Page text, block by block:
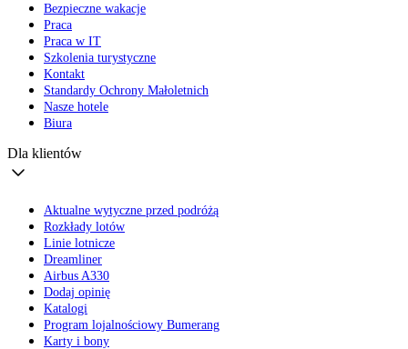
Bezpieczne wakacje
Praca
Praca w IT
Szkolenia turystyczne
Kontakt
Standardy Ochrony Małoletnich
Nasze hotele
Biura
Dla klientów
Aktualne wytyczne przed podróżą
Rozkłady lotów
Linie lotnicze
Dreamliner
Airbus A330
Dodaj opinię
Katalogi
Program lojalnościowy Bumerang
Karty i bony